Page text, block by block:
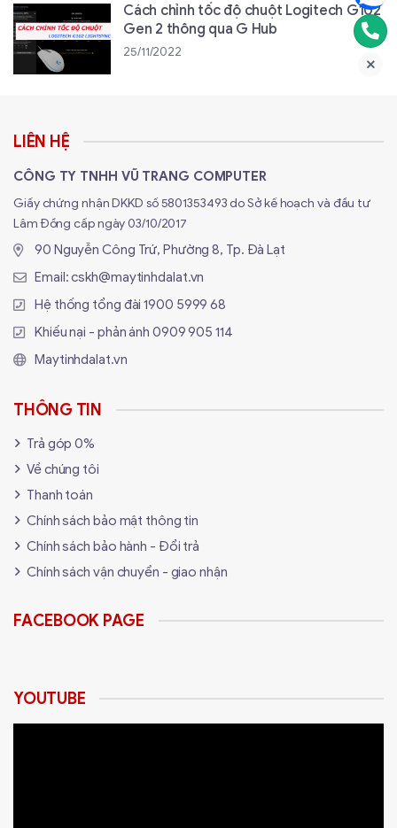
Cách chỉnh tốc độ chuột Logitech G102
Gen 2 thông qua G Hub
25/11/2022
LIÊN HỆ
CÔNG TY TNHH VŨ TRANG COMPUTER
Giấy chứng nhận DKKD số 5801353493 do Sở kế hoạch và đầu tư
Lâm Đồng cấp ngày 03/10/2017
90 Nguyễn Công Trứ, Phường 8, Tp. Đà Lạt
Email:cskh@maytinhdalat.vn
Hệ thống tổng đài1900 5999 68
Khiếu nại - phản ánh 0909 905 114
Maytinhdalat.vn
THÔNG TIN
Trả góp 0%
Về chúng tôi
Thanh toán
Chính sách bảo mật thông tin
Chính sách bảo hành - Đổi trả
Chính sách vận chuyển - giao nhận
FACEBOOK PAGE
YOUTUBE